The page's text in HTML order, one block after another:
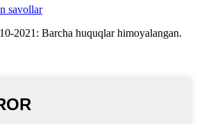
savollar
2021: Barcha huquqlar himoyalangan.